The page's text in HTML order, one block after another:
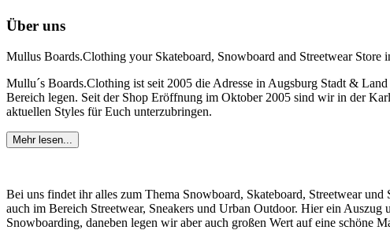
Über uns
Mullus Boards.Clothing your Skateboard, Snowboard and Streetwear Store
Mullu´s Boards.Clothing ist seit 2005 die Adresse in Augsburg Stadt &
Bereich legen. Seit der Shop Eröffnung im Oktober 2005 sind wir in der
aktuellen Styles für Euch unterzubringen.
Mehr lesen...
Bei uns findet ihr alles zum Thema Snowboard, Skateboard, Streetwear
auch im Bereich Streetwear, Sneakers und Urban Outdoor. Hier ein Auszug
Snowboarding, daneben legen wir aber auch großen Wert auf eine schöne